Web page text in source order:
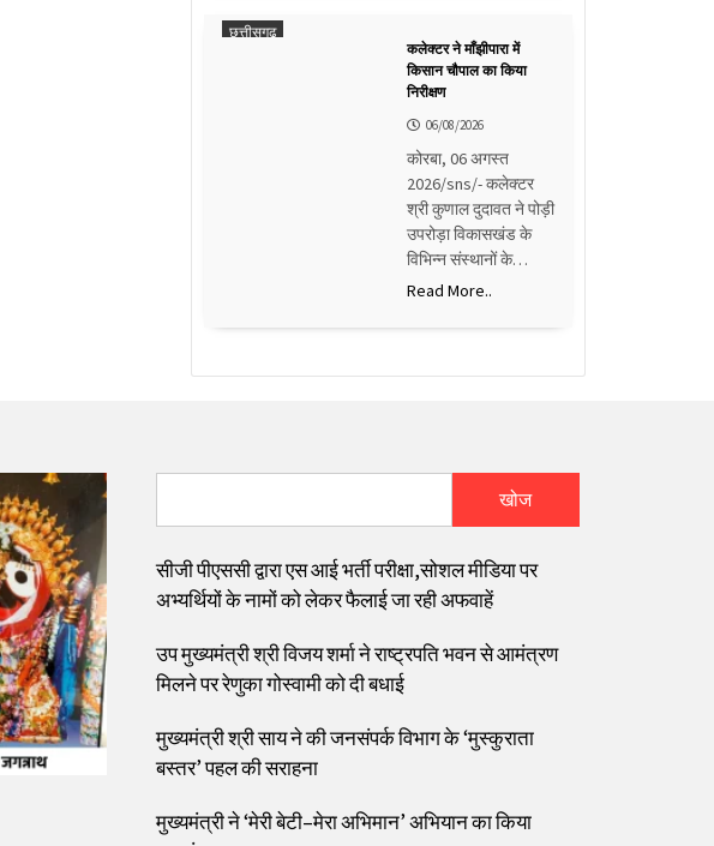
छत्तीसगढ़
कलेक्टर ने माँझीपारा में
किसान चौपाल का किया
निरीक्षण
06/08/2026
कोरबा, 06 अगस्त
2026/sns/- कलेक्टर
श्री कुणाल दुदावत ने पोड़ी
उपरोड़ा विकासखंड के
विभिन्न संस्थानों के…
Read More..
खोज
सीजी पीएससी द्वारा एस आई भर्ती परीक्षा,सोशल मीडिया पर
अभ्यर्थियों के नामों को लेकर फैलाई जा रही अफवाहें
उप मुख्यमंत्री श्री विजय शर्मा ने राष्ट्रपति भवन से आमंत्रण
मिलने पर रेणुका गोस्वामी को दी बधाई
मुख्यमंत्री श्री साय ने की जनसंपर्क विभाग के ‘मुस्कुराता
बस्तर’ पहल की सराहना
मुख्यमंत्री ने ‘मेरी बेटी–मेरा अभिमान’ अभियान का किया